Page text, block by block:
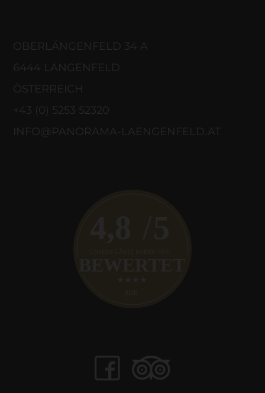
OBERLÄNGENFELD 34 A
6444 LÄNGENFELD
ÖSTERREICH
+43 (0) 5253 52320
INFO@PANORAMA-LAENGENFELD.AT